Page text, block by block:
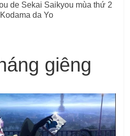
de Sekai Saikyou mùa thứ 2
da Yo
giêng